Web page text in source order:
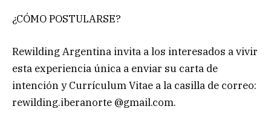
¿CÓMO POSTULARSE?
Rewilding Argentina invita a los interesados a vivir
esta experiencia única a enviar su carta de
intención y Currículum Vitae a la casilla de correo:
rewilding.iberanorte @gmail.com.